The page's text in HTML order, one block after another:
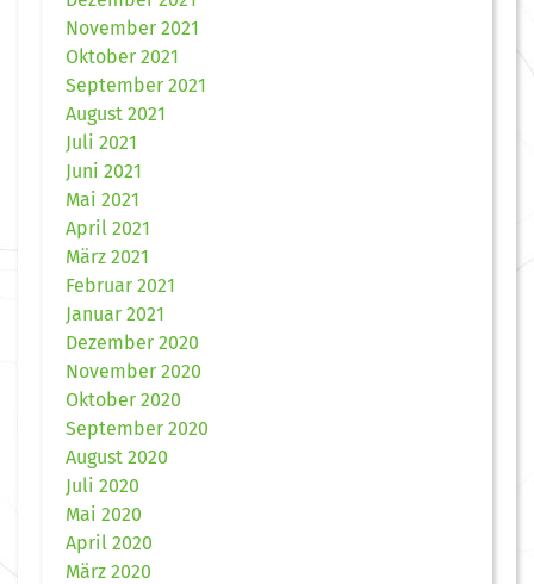
November 2021
Oktober 2021
September 2021
August 2021
Juli 2021
Juni 2021
Mai 2021
April 2021
März 2021
Februar 2021
Januar 2021
Dezember 2020
November 2020
Oktober 2020
September 2020
August 2020
Juli 2020
Mai 2020
April 2020
März 2020